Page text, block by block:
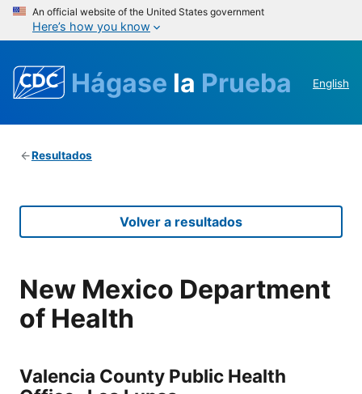
An official website of the United States government
Here’s how you know
Hágase la Prueba English
Resultados
Volver a resultados
New Mexico Department
of Health
Valencia County Public Health